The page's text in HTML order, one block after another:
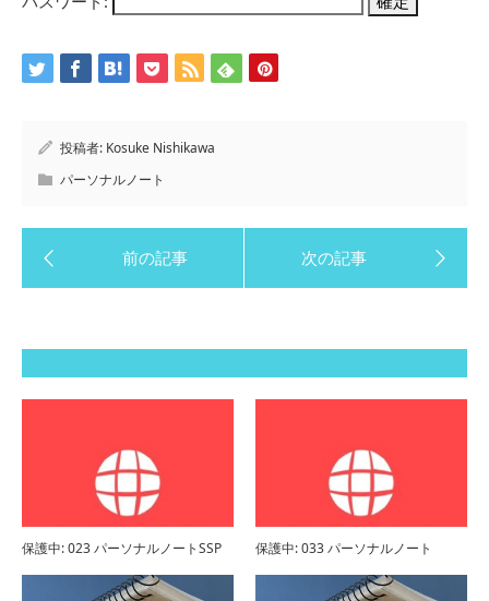
投稿者: Kosuke Nishikawa
パーソナルノート
保護中: 023 パーソナルノートSSP 保護中: 033 パーソナルノート